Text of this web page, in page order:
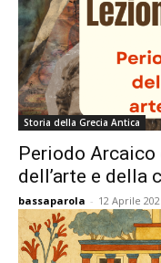
Storia della Grecia Antica
Periodo Arcaico
dell’arte e della
bassaparola - 12 Aprile